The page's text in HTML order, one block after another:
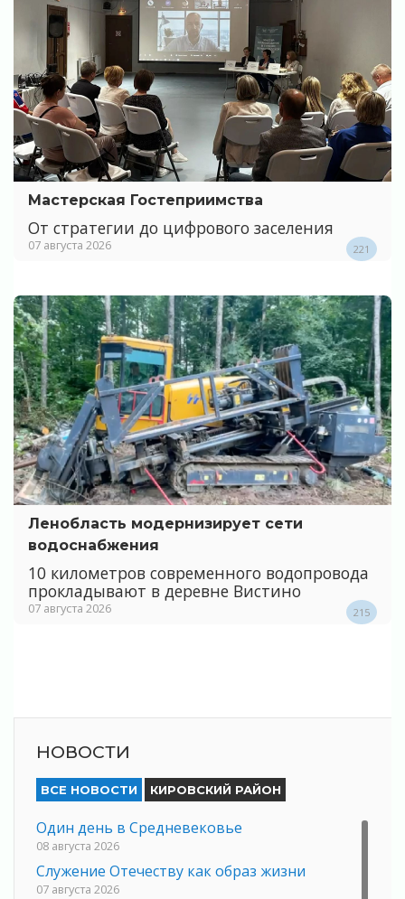
Мастерская Гостеприимства
От стратегии до цифрового заселения
07 августа 2026 221
Ленобласть модернизирует сети
водоснабжения
10 километров современного водопровода
прокладывают в деревне Вистино
07 августа 2026 215
НОВОСТИ
ВСЕ НОВОСТИ КИРОВСКИЙ РАЙОН
Один день в Средневековье
08 августа 2026
Служение Отечеству как образ жизни
07 августа 2026